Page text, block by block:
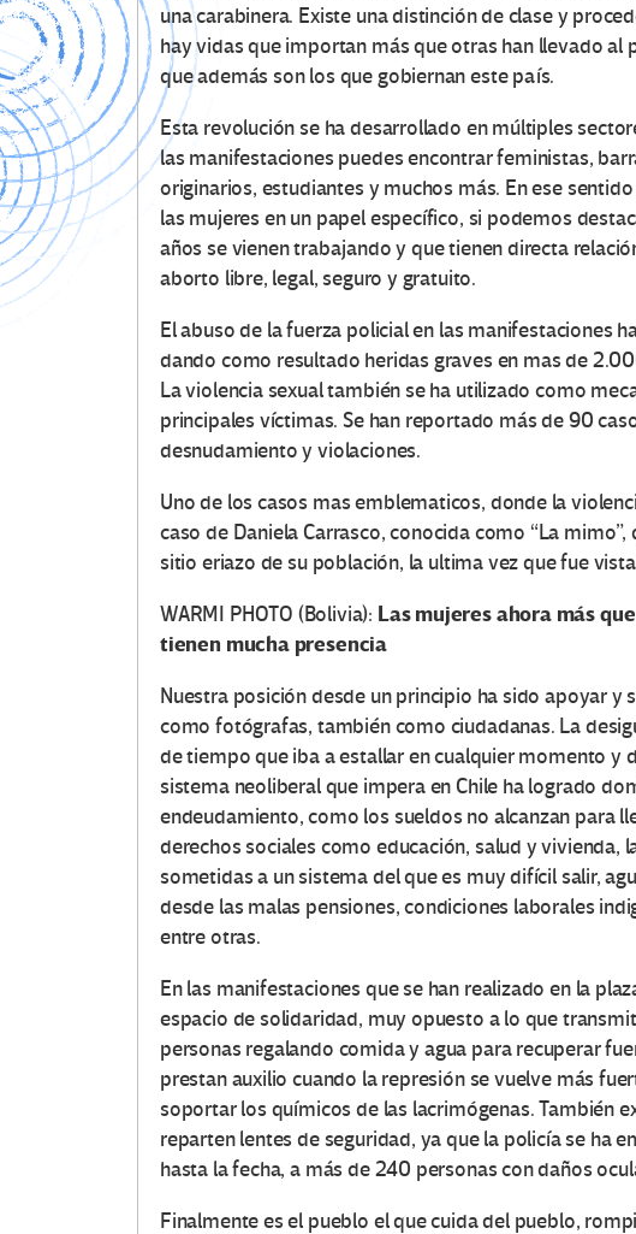
una carabinera. Existe una distinción de clase y
hay vidas que importan más que otras han llevado al
que además son los que gobiernan este país.
Esta revolución se ha desarrollado en múltiples
las manifestaciones puedes encontrar feministas,
originarios, estudiantes y muchos más. En ese
las mujeres en un papel específico, si podemos
años se vienen trabajando y que tienen directa
aborto libre, legal, seguro y gratuito.
El abuso de la fuerza policial en las manifestaciones
dando como resultado heridas graves en mas de
La violencia sexual también se ha utilizado como
principales víctimas. Se han reportado más de 90
desnudamiento y violaciones.
Uno de los casos mas emblematicos, donde la
caso de Daniela Carrasco, conocida como “La
sitio eriazo de su población, la ultima vez que fue
WARMI PHOTO (Bolivia): Las mujeres ahora más
tienen mucha presencia
Nuestra posición desde un principio ha sido apoyar y
como fotógrafas, también como ciudadanas. La
de tiempo que iba a estallar en cualquier momento y
sistema neoliberal que impera en Chile ha logrado
endeudamiento, como los sueldos no alcanzan para
derechos sociales como educación, salud y vivienda,
sometidas a un sistema del que es muy difícil salir,
desde las malas pensiones, condiciones laborales
entre otras.
En las manifestaciones que se han realizado en la
espacio de solidaridad, muy opuesto a lo que
personas regalando comida y agua para recuperar
prestan auxilio cuando la represión se vuelve más
soportar los químicos de las lacrimógenas. También
reparten lentes de seguridad, ya que la policía se ha
hasta la fecha, a más de 240 personas con daños
Finalmente es el pueblo el que cuida del pueblo,